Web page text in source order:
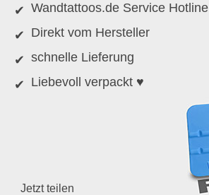
Wandtattoos.de Service Hotline
Direkt vom Hersteller
schnelle Lieferung
Liebevoll verpackt ♥
Jetzt teilen